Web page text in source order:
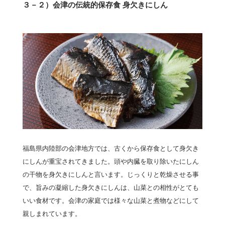
３－２）会津の伝統的保存食 身欠きにしん
福島県内陸部の会津地方では、古くから保存食として身欠き
にしんが重宝されてきました。頭や内臓を取り除いたにしん
の干物を身欠きにしんと言います。じっくりと乾燥させる事
で、旨みの凝縮した身欠きにしんは、山菜との相性がとても
いい食材です。会津の家庭では様々な山菜と煮物などにして
親しまれています。